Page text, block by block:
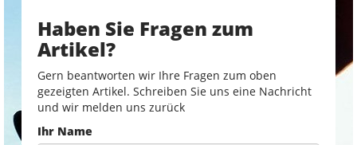
Haben Sie Fragen zum
Artikel?
Gern beantworten wir Ihre Fragen zum oben
gezeigten Artikel. Schreiben Sie uns eine Nachricht
und wir melden uns zurück
Ihr Name